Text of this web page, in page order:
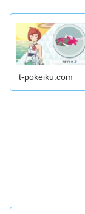
t-pokeiku.com